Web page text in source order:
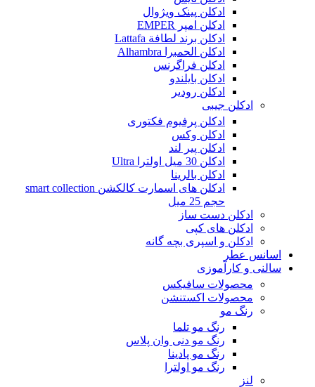
ادکلن پینک ویژوال
ادکلن امپر EMPER
ادکلن برند لطافة Lattafa
ادکلن الحمبرا Alhambra
ادکلن فراگرنس
ادکلن بایلندو
ادکلن رودیر
ادکلن جیبی
ادکلن پرفیوم فکتوری
ادکلن وکس
ادکلن پیر لند
ادکلن 30 میل اولترا Ultra
ادکلن بالرینا
ادکلن های اسمارت کالکشن smart collection
حجم 25 میل
ادکلن دست ساز
ادکلن های کپی
ادکلن و اسپری بچه گانه
اسانس عطر
سالنی و کارآموزی
محصولات سافیکس
محصولات اکستنشن
رنگ مو
رنگ مو تلما
رنگ مو دنی وان پلاس
رنگ مو پادینا
رنگ مو اولترا
لنز